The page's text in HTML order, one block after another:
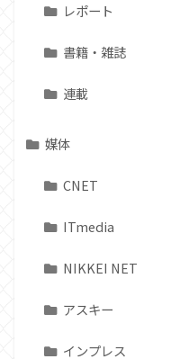
レポート
書籍・雑誌
連載
媒体
CNET
ITmedia
NIKKEI NET
アスキー
インプレス